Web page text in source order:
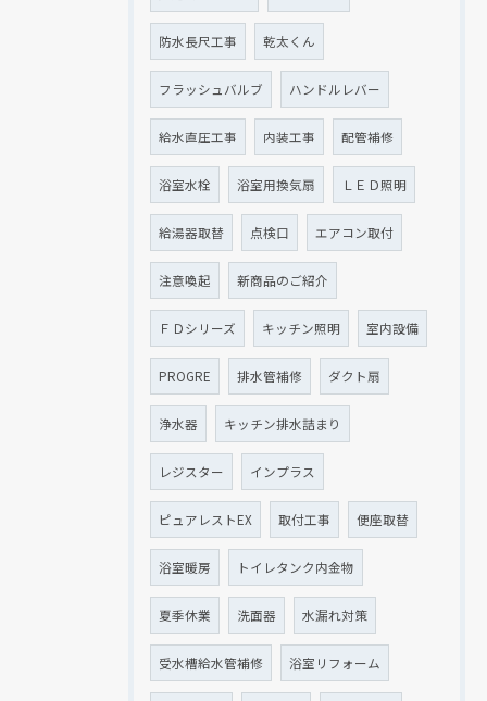
防水長尺工事 乾太くん
フラッシュバルブ ハンドルレバー
給水直圧工事 内装工事 配管補修
浴室水栓 浴室用換気扇 ＬＥＤ照明
給湯器取替 点検口 エアコン取付
注意喚起 新商品のご紹介
ＦＤシリーズ キッチン照明 室内設備
PROGRE 排水管補修 ダクト扇
浄水器 キッチン排水詰まり
レジスター インプラス
ピュアレストEX 取付工事 便座取替
浴室暖房 トイレタンク内金物
夏季休業 洗面器 水漏れ対策
受水槽給水管補修 浴室リフォーム